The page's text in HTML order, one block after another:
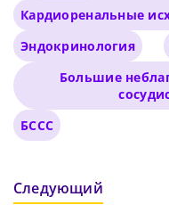
Кардиоренальные
Эндокринология
Большие
БССС
Следующий